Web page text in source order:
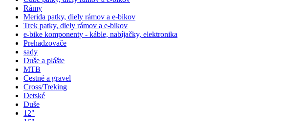
Rámy
Merida patky, diely rámov a e-bikov
Trek patky, diely rámov a e-bikov
e-bike komponenty - káble, nabíjačky, elektronika
Prehadzovače
sady
Duše a plášte
MTB
Cestné a gravel
Cross/Treking
Detské
Duše
12"